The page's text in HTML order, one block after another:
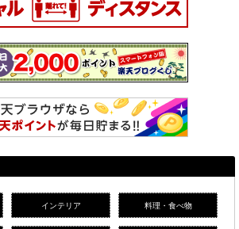
インテリア 料理・食べ物